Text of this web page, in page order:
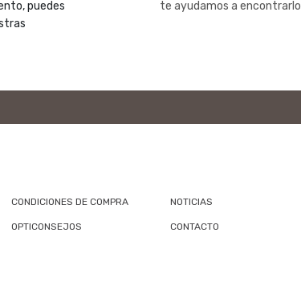
puedes
te ayudamos a encontrarlo
CONDICIONES DE COMPRA NOTICIAS
OPTICONSEJOS CONTACTO